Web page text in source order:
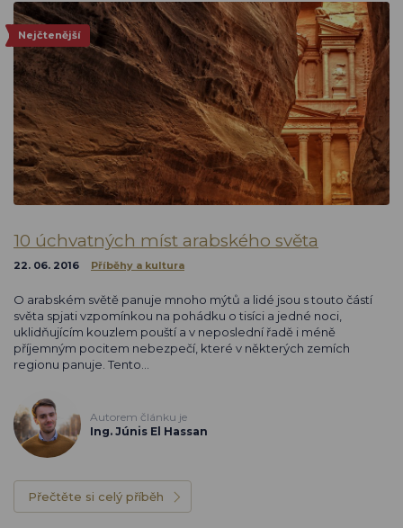
Nejčtenější
10 úchvatných míst arabského světa
22. 06. 2016 Příběhy a kultura
O arabském světě panuje mnoho mýtů a lidé jsou s touto částí
světa spjati vzpomínkou na pohádku o tisíci a jedné noci,
uklidňujícím kouzlem pouští a v neposlední řadě i méně
příjemným pocitem nebezpečí, které v některých zemích
regionu panuje. Tento…
Autorem článku je
Ing. Júnis El Hassan
Přečtěte si celý příběh